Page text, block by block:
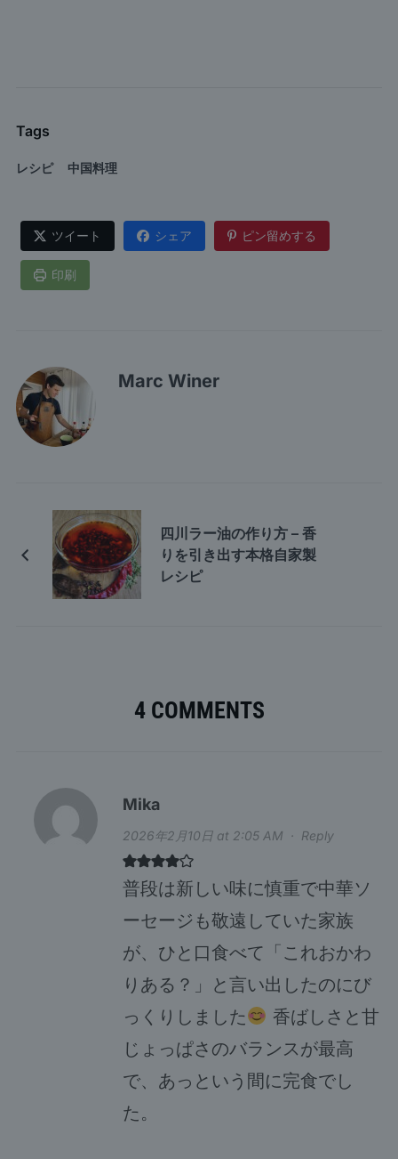
Tags
レシピ 中国料理
ツイート シェア ピン留めする
印刷
Marc Winer
四川ラー油の作り方 – 香
りを引き出す本格自家製
レシピ
4 COMMENTS
Mika
2026年2月10日 at 2:05 AM · Reply
普段は新しい味に慎重で中華ソ
ーセージも敬遠していた家族
が、ひと口食べて「これおかわ
りある？」と言い出したのにび
っくりしました
香ばしさと甘
じょっぱさのバランスが最高
で、あっという間に完食でし
た。